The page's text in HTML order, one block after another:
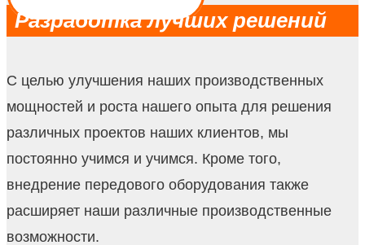
Разработка лучших решений
С целью улучшения наших производственных
мощностей и роста нашего опыта для решения
различных проектов наших клиентов, мы
постоянно учимся и учимся. Кроме того,
внедрение передового оборудования также
расширяет наши различные производственные
возможности.